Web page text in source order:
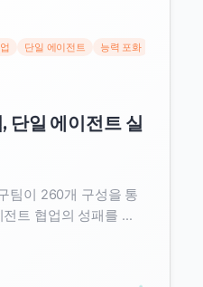
단일 에이전트 능력 포화
단일 에이전트 실
팀이 260개 구성을 통
트 협업의 성패를 가
다.